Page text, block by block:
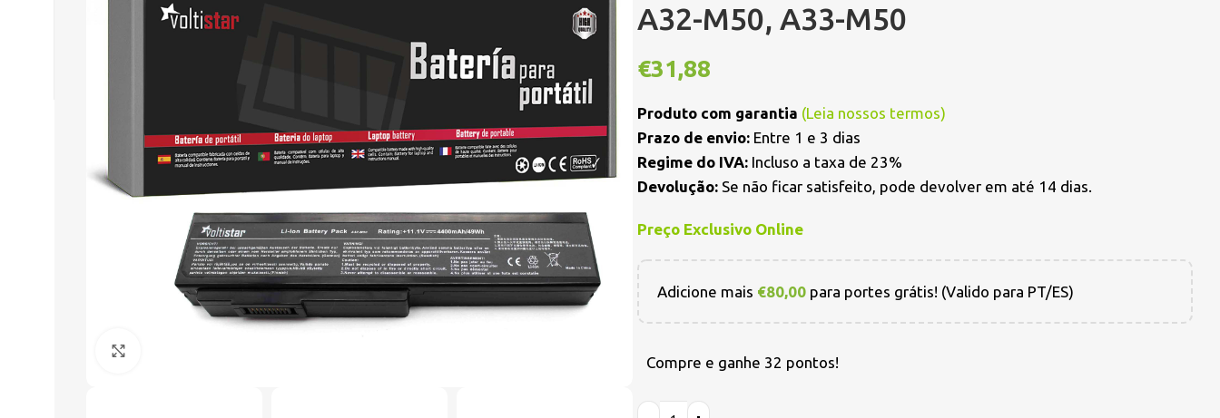
A32-M50, A33-M50
€31,88
Produto com garantia (Leia nossos termos)
Prazo de envio: Entre 1 e 3 dias
Regime do IVA: Incluso a taxa de 23%
Devolução: Se não ficar satisfeito, pode devolver em até 14 dias.
Preço Exclusivo Online
Adicione mais €80,00 para portes grátis! (Valido para PT/ES)
Compre e ganhe 32 pontos!